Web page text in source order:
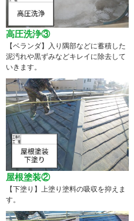
高圧洗浄③
【ベランダ】入り隅部などに蓄積した
泥汚れや黒ずみなどキレイに除去して
いきます。
屋根塗装②
【下塗り】上塗り塗料の吸収を抑えま
す。